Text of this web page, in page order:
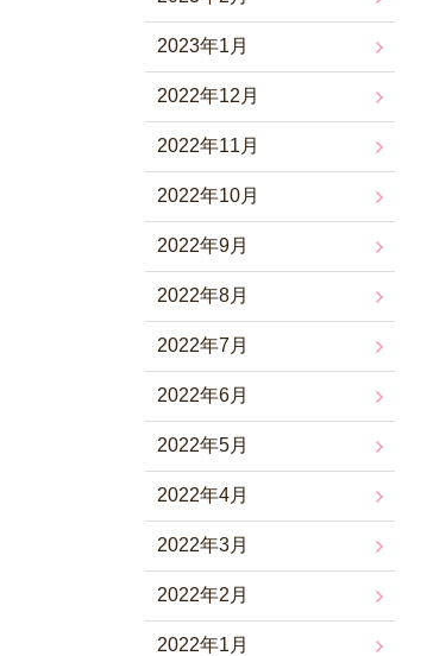
2023年1月
2022年12月
2022年11月
2022年10月
2022年9月
2022年8月
2022年7月
2022年6月
2022年5月
2022年4月
2022年3月
2022年2月
2022年1月